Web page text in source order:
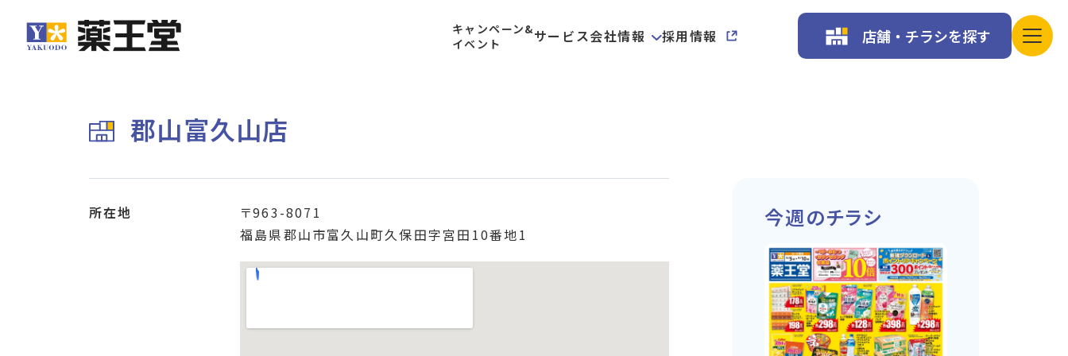
店舗・チラシを探す
キャンペーン&
イベント
サービス会社情報 採用情報
郡山富久山店
所在地
〒963-8071
福島県郡山市富久山町久保田字宮田10番地1
今週のチラシ